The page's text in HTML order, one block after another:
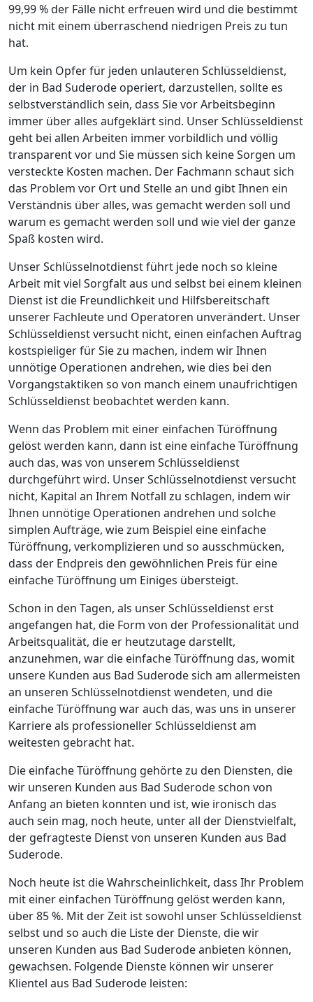
99,99 % der Fälle nicht erfreuen wird und die bestimmt
nicht mit einem überraschend niedrigen Preis zu tun
hat.
Um kein Opfer für jeden unlauteren Schlüsseldienst,
der in Bad Suderode operiert, darzustellen, sollte es
selbstverständlich sein, dass Sie vor Arbeitsbeginn
immer über alles aufgeklärt sind. Unser Schlüsseldienst
geht bei allen Arbeiten immer vorbildlich und völlig
transparent vor und Sie müssen sich keine Sorgen um
versteckte Kosten machen. Der Fachmann schaut sich
das Problem vor Ort und Stelle an und gibt Ihnen ein
Verständnis über alles, was gemacht werden soll und
warum es gemacht werden soll und wie viel der ganze
Spaß kosten wird.
Unser Schlüsselnotdienst führt jede noch so kleine
Arbeit mit viel Sorgfalt aus und selbst bei einem kleinen
Dienst ist die Freundlichkeit und Hilfsbereitschaft
unserer Fachleute und Operatoren unverändert. Unser
Schlüsseldienst versucht nicht, einen einfachen Auftrag
kostspieliger für Sie zu machen, indem wir Ihnen
unnötige Operationen andrehen, wie dies bei den
Vorgangstaktiken so von manch einem unaufrichtigen
Schlüsseldienst beobachtet werden kann.
Wenn das Problem mit einer einfachen Türöffnung
gelöst werden kann, dann ist eine einfache Türöffnung
auch das, was von unserem Schlüsseldienst
durchgeführt wird. Unser Schlüsselnotdienst versucht
nicht, Kapital an Ihrem Notfall zu schlagen, indem wir
Ihnen unnötige Operationen andrehen und solche
simplen Aufträge, wie zum Beispiel eine einfache
Türöffnung, verkomplizieren und so ausschmücken,
dass der Endpreis den gewöhnlichen Preis für eine
einfache Türöffnung um Einiges übersteigt.
Schon in den Tagen, als unser Schlüsseldienst erst
angefangen hat, die Form von der Professionalität und
Arbeitsqualität, die er heutzutage darstellt,
anzunehmen, war die einfache Türöffnung das, womit
unsere Kunden aus Bad Suderode sich am allermeisten
an unseren Schlüsselnotdienst wendeten, und die
einfache Türöffnung war auch das, was uns in unserer
Karriere als professioneller Schlüsseldienst am
weitesten gebracht hat.
Die einfache Türöffnung gehörte zu den Diensten, die
wir unseren Kunden aus Bad Suderode schon von
Anfang an bieten konnten und ist, wie ironisch das
auch sein mag, noch heute, unter all der Dienstvielfalt,
der gefragteste Dienst von unseren Kunden aus Bad
Suderode.
Noch heute ist die Wahrscheinlichkeit, dass Ihr Problem
mit einer einfachen Türöffnung gelöst werden kann,
über 85 %. Mit der Zeit ist sowohl unser Schlüsseldienst
selbst und so auch die Liste der Dienste, die wir
unseren Kunden aus Bad Suderode anbieten können,
gewachsen. Folgende Dienste können wir unserer
Klientel aus Bad Suderode leisten: